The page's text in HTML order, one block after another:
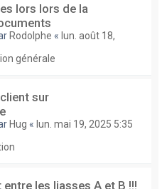
lors lors de la
Rodolphe « lun. août 18,
générale
sur
Hug « lun. mai 19, 2025 5:35
les liasses A et B !!!